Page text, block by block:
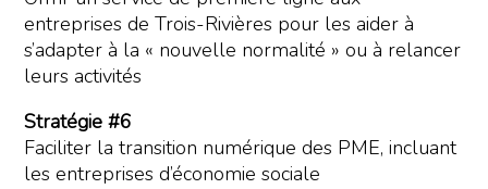
entreprises de Trois-Rivières pour les aider à
s’adapter à la « nouvelle normalité » ou à relancer
leurs activités
Stratégie #6
Faciliter la transition numérique des PME, incluant
les entreprises d’économie sociale